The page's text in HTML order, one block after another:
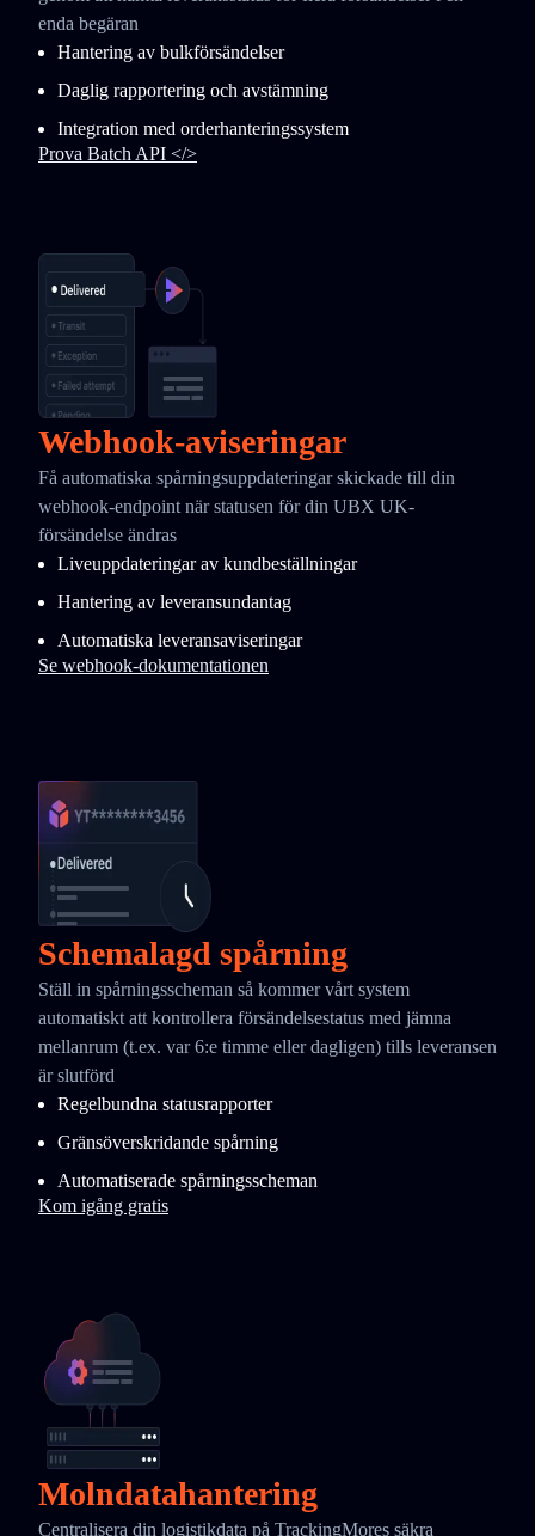
enda begäran
Hantering av bulkförsändelser
Daglig rapportering och avstämning
Integration med orderhanteringssystem
Prova Batch API </>
Webhook-aviseringar
Få automatiska spårningsuppdateringar skickade till din
webhook-endpoint när statusen för din UBX UK-
försändelse ändras
Liveuppdateringar av kundbeställningar
Hantering av leveransundantag
Automatiska leveransaviseringar
Se webhook-dokumentationen
Schemalagd spårning
Ställ in spårningsscheman så kommer vårt system
automatiskt att kontrollera försändelsestatus med jämna
mellanrum (t.ex. var 6:e timme eller dagligen) tills leveransen
är slutförd
Regelbundna statusrapporter
Gränsöverskridande spårning
Automatiserade spårningsscheman
Kom igång gratis
Molndatahantering
Centralisera din logistikdata på TrackingMores säkra